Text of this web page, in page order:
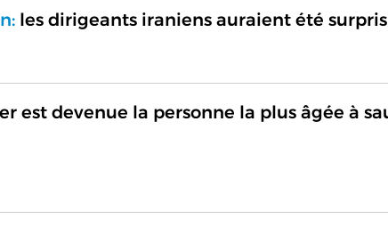
les dirigeants iraniens auraient été
est devenue la personne la plus âgée à